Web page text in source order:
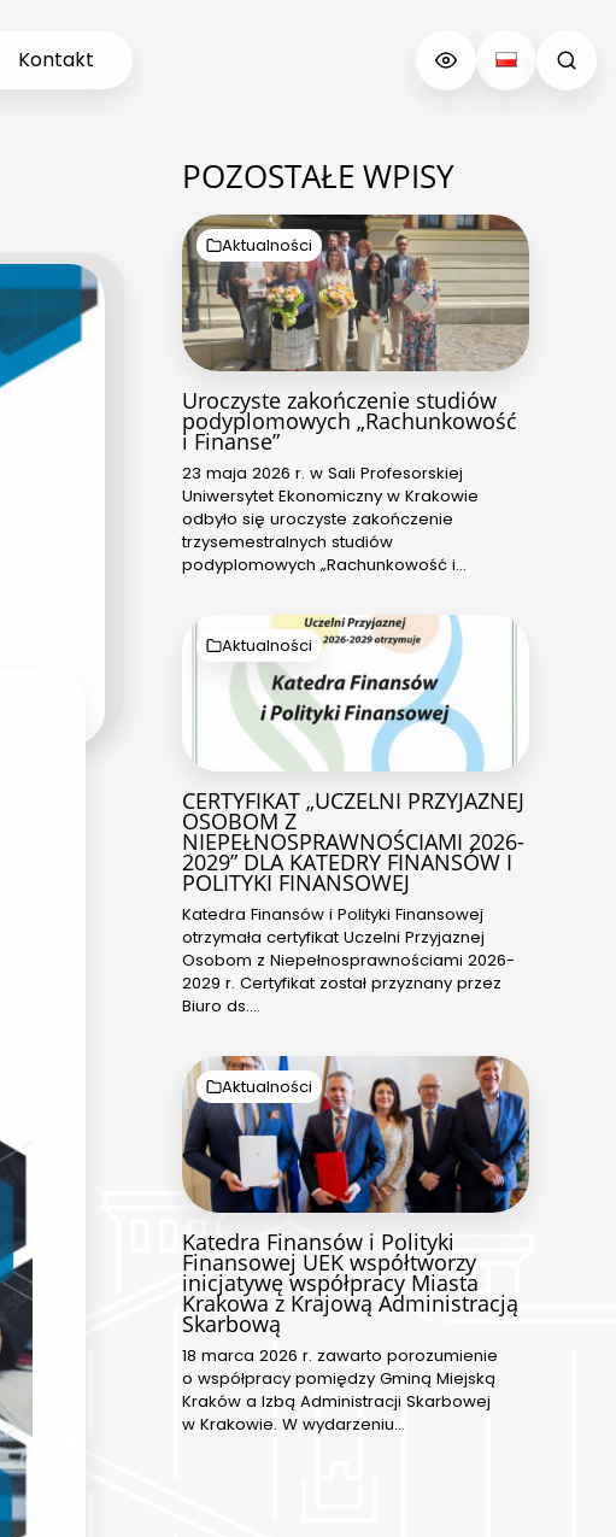
Kontakt
POZOSTAŁE WPISY
Uroczyste zakończenie studiów
podyplomowych „Rachunkowość
i Finanse”
23 maja 2026 r. w Sali Profesorskiej
Uniwersytet Ekonomiczny w Krakowie
odbyło się uroczyste zakończenie
trzysemestralnych studiów
podyplomowych „Rachunkowość i…
Aktualności
CERTYFIKAT „UCZELNI PRZYJAZNEJ
OSOBOM Z
NIEPEŁNOSPRAWNOŚCIAMI 2026-
2029” DLA KATEDRY FINANSÓW I
POLITYKI FINANSOWEJ
Katedra Finansów i Polityki Finansowej
otrzymała certyfikat Uczelni Przyjaznej
Osobom z Niepełnosprawnościami 2026-
2029 r. Certyfikat został przyznany przez
Biuro ds.…
Aktualności
Katedra Finansów i Polityki
Finansowej UEK współtworzy
inicjatywę współpracy Miasta
Krakowa z Krajową Administracją
Skarbową
18 marca 2026 r. zawarto porozumienie
o współpracy pomiędzy Gminą Miejską
Kraków a Izbą Administracji Skarbowej
w Krakowie. W wydarzeniu…
Aktualności